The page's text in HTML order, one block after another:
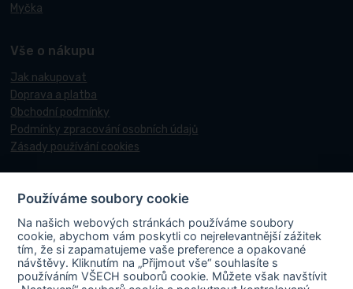
Myčka
Vše o nákupu
Jak nakupovat
Doprava a platba
Obchodní podmínky
Podmínky zpracování osobních údajů
Zásady používání cookies
© 2017-2026 Pneucentrum N&N.
Webové stránky realizovalMatosoft.
Používáme soubory cookie
Na našich webových stránkách používáme soubory
cookie, abychom vám poskytli co nejrelevantnější zážitek
tím, že si zapamatujeme vaše preference a opakované
návštěvy. Kliknutím na „Přijmout vše“ souhlasíte s
používáním VŠECH souborů cookie. Můžete však navštívit